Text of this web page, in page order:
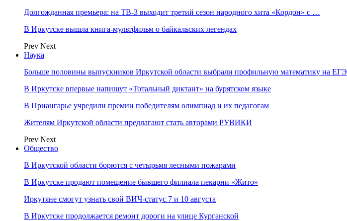
Долгожданная премьера: на ТВ-3 выходит третий сезон народного хита «Кордон» с …
В Иркутске вышла книга-мультфильм о байкальских легендах
Prev Next
Наука
Больше половины выпускников Иркутской области выбрали профильную математику на ЕГЭ
В Иркутске впервые напишут «Тотальный диктант» на бурятском языке
В Приангарье учредили премии победителям олимпиад и их педагогам
Жителям Иркутской области предлагают стать авторами РУВИКИ
Prev Next
Общество
В Иркутской области борются с четырьмя лесными пожарами
В Иркутске продают помещение бывшего филиала пекарни «Жито»
Иркутяне смогут узнать свой ВИЧ-статус 7 и 10 августа
В Иркутске продолжается ремонт дороги на улице Курганской